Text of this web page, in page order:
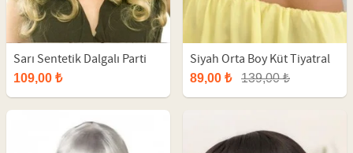
Sarı Sentetik Dalgalı Parti
Peruğu
109,00 ₺
Siyah Orta Boy Küt Tiyatral
Sentetik Peruk
89,00 ₺ 139,00 ₺